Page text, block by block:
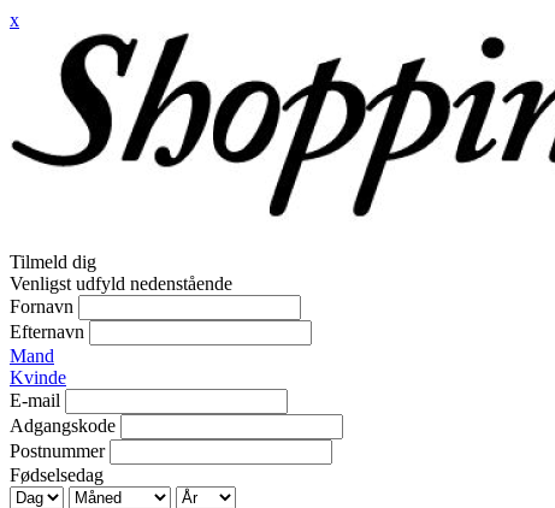
x
Tilmeld dig
Venligst udfyld nedenstående
Fornavn
Efternavn
Mand
Kvinde
E-mail
Adgangskode
Postnummer
Fødselsedag